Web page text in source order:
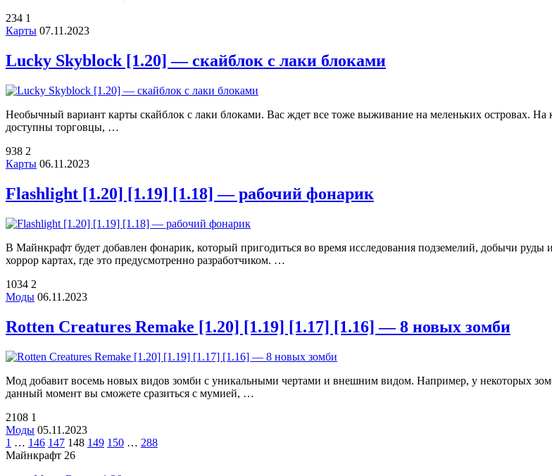
234 1
Карты 07.11.2023
Lucky Skyblock [1.20] — скайблок с лаки блоками
Необычный вариант карты скайблок с лаки блоками. Вас ждет все тоже выживание на меленьких островах. На
доступны торговцы, …
938 2
Карты 06.11.2023
Flashlight [1.20] [1.19] [1.18] — рабочий фонарик
В Майнкрафт будет добавлен фонарик, который пригодиться во время исследования подземелий, добычи
хоррор картах, где это предусмотренно разработчиком. …
1034 2
Моды 06.11.2023
Rotten Creatures Remake [1.20] [1.19] [1.17] [1.16] — 8 новых зомби
Мод добавит восемь новых видов зомби с уникальными чертами и внешним видом. Например, у некоторых
данный момент вы сможете сразиться с мумией, …
2108 1
Моды 05.11.2023
1 … 146 147 148 149 150 … 288
Майнкрафт 26